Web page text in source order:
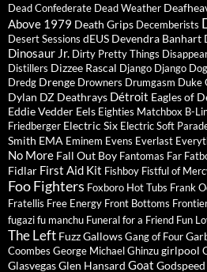
Dead Confederate Dead Weather
Above 1979 Death Grips Decemberists
Desert Sessions dEUS Devendra Banhart
Dinosaur Jr. Dirty Pretty Things
Distillers Dizzee Rascal Django Django
Dredg Drenge Drowners Drumgasm Duke
Dylan DZ Deathrays Détroit Eagles of
Eddie Vedder Eels Eighties Matchbox B-
Friedberger Electric Six Electric Soft
Smith EMA Eminem Evens Everlast
No More Fall Out Boy Fantomas Far
Fidlar First Aid Kit Fishboy Fistful of
Foo Fighters Foxboro Hot Tubs Frank
Fratellis Free Energy Front Bottoms
fugazifu manchu Funeral for a Friend Fun
The Left FuzzGallowsGang of Four
Coombes George MichaelGhinzugirlpool
GlasvegasGlen Hansard Goat